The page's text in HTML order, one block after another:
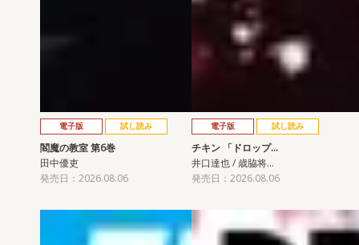
電子版 試し読み
閻魔の教室 第6巻
田中優吏
発売日：2026.08.06
電子版 試し読み
チキン 「ドロップ…
井口達也 / 歳脇将…
発売日：2026.08.06